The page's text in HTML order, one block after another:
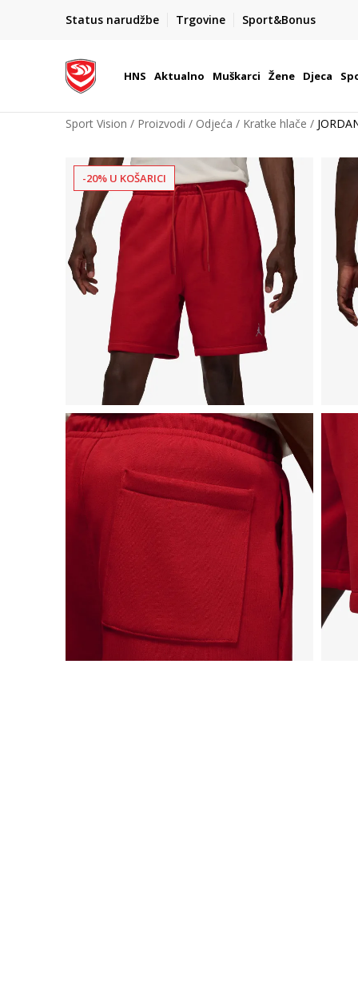
Status narudžbe Trgovine Sport&Bonus
BOX NOW
Dostava 1,50 €
| Više od 800 paketomata u Hrvatskoj
HNS Aktualno Muškarci Žene Djeca
Sport Vision Proizvodi Odjeća Kratke hlače
-20% U KOŠARICI